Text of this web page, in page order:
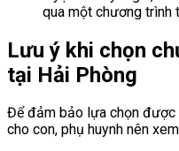
qua một chương trình
Lưu ý khi chọn
tại Hải Phòng
Để đảm bảo lựa chọn được
cho con, phụ huynh nên